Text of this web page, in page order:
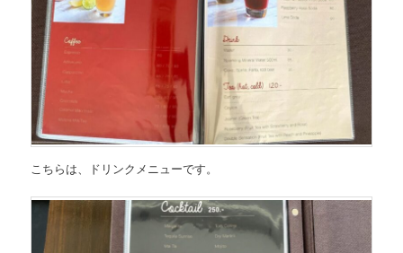
こちらは、 ドリンクメニューです。